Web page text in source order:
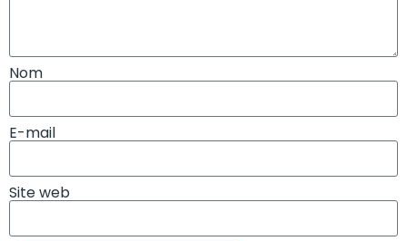
Nom
E-mail
Site web